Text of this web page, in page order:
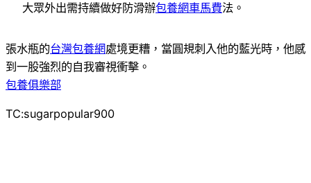
大眾外出需持續做好防滑辦包養網車馬費法。
張水瓶的台灣包養網處境更糟，當圓規刺入他的藍光時，他感
到一股強烈的自我審視衝擊。
包養俱樂部
TC:sugarpopular900